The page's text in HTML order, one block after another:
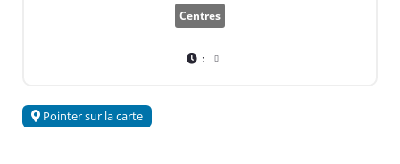
Centres
:
Pointer sur la carte